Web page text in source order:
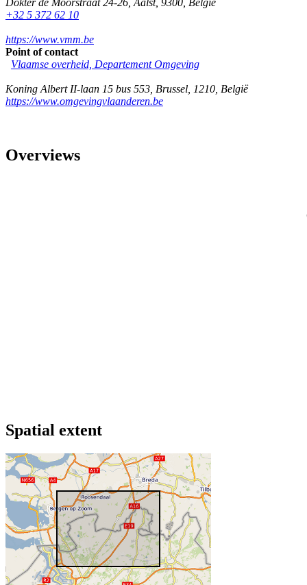
+32 5 372 62 10
https://www.vmm.be
Point of contact
Vlaamse overheid, Departement Omgeving
Koning Albert II-laan 15 bus 553 Brussel 1210 België
https://www.omgevingvlaanderen.be
Overviews
Spatial extent